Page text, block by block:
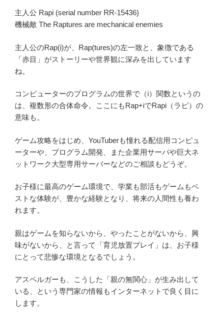
主人公 Rapi (serial number RR-15436)
機械敵 The Raptures are mechanical enemies
主人公のRap(i)が、Rap(tures)の左一致と、象徴である
「赤目」がストーリーや世界観に深みを出しています
ね。
コンピューターのプログラムの世界で（i）関数というの
は、複数形の合体命令。ここにもRap+iでRapi（ラピ）の
意味も。
ゲーム攻略をはじめ、YouTuberも憧れる配信用コンピュ
ーターや、プログラム開発、また企業用サーバや巨大ネ
ットワーク大型専用サーバーなどのご相談もどうぞ。
お子様に最高のゲーム環境で、学業も部活もゲームもベ
ストな体験が、豊かな経験となり、将来の人間性も養わ
れます。
親はゲームを知らないから、やったことがないから、興
味がないから、と言って「育児放置プレイ」は、お子様
にとって悲惨な環境となるでしょう。
アスペルガーも、こうした「親の無関心」が生み出して
いる、という専門家の情報もインターネットで良く目に
します。